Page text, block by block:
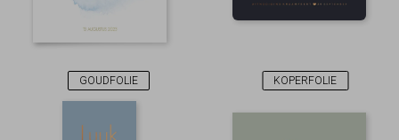
GOUDFOLIE KOPERFOLIE